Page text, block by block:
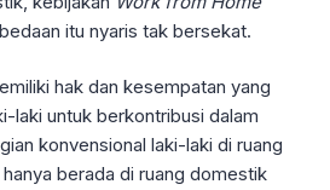
itu nyaris tak bersekat.
hak dan kesempatan yang
laki untuk berkontribusi dalam
konvensional laki-laki di ruang
berada di ruang domestik